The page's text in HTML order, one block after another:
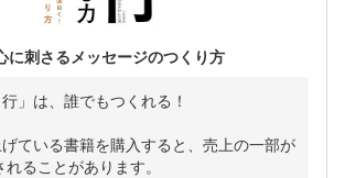
に刺さるメッセージのつくり方
」は、誰でもつくれる！
ている書籍を購入すると、売上の一部が
ることがあります。